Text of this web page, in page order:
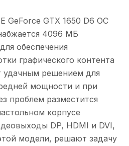
GeForce GTX 1650 D6 OC
4096 МБ
обеспечения
графического контента
удачным решением для
мощности и при
проблем разместится
корпусе
DP, HDMI и DVI,
модели, решают задачу